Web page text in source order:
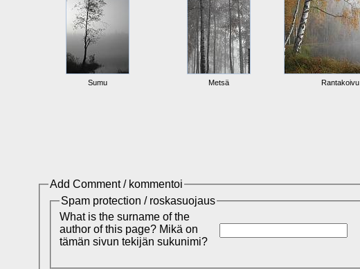
Sumu Metsä Rantakoivu
Add Comment / kommentoi
Spam protection / roskasuojaus
What is the surname of the
author of this page? Mikä on
tämän sivun tekijän sukunimi?